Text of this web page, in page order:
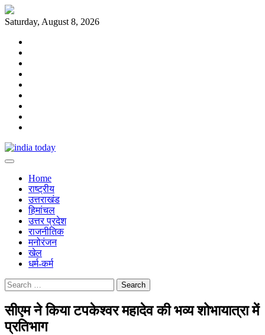
Skip
to
Saturday, August 8, 2026
Home
राष्ट्रीय
उत्तराखंड
हिमांचल
उत्तर प्रदेश
राजनीतिक
मनोरंजन
खेल
धर्म-कर्म
Search
for:
सीएम ने किया टपकेश्वर महादेव की भव्य शोभायात्रा में
प्रतिभाग